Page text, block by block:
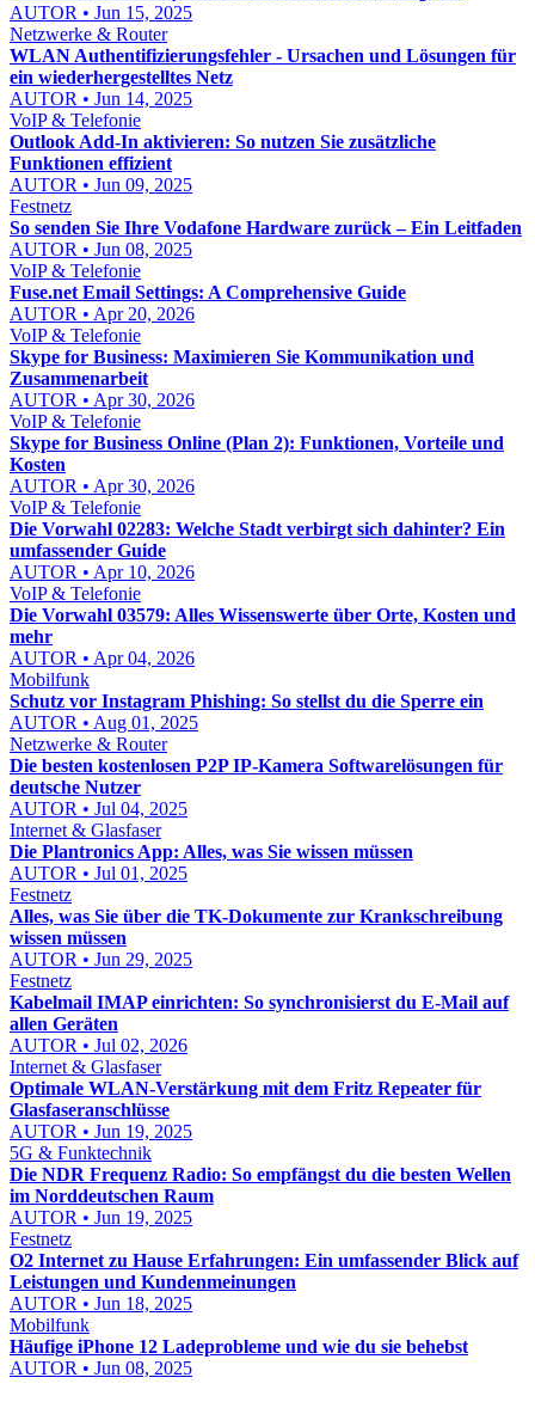
AUTOR • Jun 15, 2025
Netzwerke & Router
WLAN Authentifizierungsfehler - Ursachen und Lösungen für
ein wiederhergestelltes Netz
AUTOR • Jun 14, 2025
VoIP & Telefonie
Outlook Add-In aktivieren: So nutzen Sie zusätzliche
Funktionen effizient
AUTOR • Jun 09, 2025
Festnetz
So senden Sie Ihre Vodafone Hardware zurück – Ein Leitfaden
AUTOR • Jun 08, 2025
VoIP & Telefonie
Fuse.net Email Settings: A Comprehensive Guide
AUTOR • Apr 20, 2026
VoIP & Telefonie
Skype for Business: Maximieren Sie Kommunikation und
Zusammenarbeit
AUTOR • Apr 30, 2026
VoIP & Telefonie
Skype for Business Online (Plan 2): Funktionen, Vorteile und
Kosten
AUTOR • Apr 30, 2026
VoIP & Telefonie
Die Vorwahl 02283: Welche Stadt verbirgt sich dahinter? Ein
umfassender Guide
AUTOR • Apr 10, 2026
VoIP & Telefonie
Die Vorwahl 03579: Alles Wissenswerte über Orte, Kosten und
mehr
AUTOR • Apr 04, 2026
Mobilfunk
Schutz vor Instagram Phishing: So stellst du die Sperre ein
AUTOR • Aug 01, 2025
Netzwerke & Router
Die besten kostenlosen P2P IP-Kamera Softwarelösungen für
deutsche Nutzer
AUTOR • Jul 04, 2025
Internet & Glasfaser
Die Plantronics App: Alles, was Sie wissen müssen
AUTOR • Jul 01, 2025
Festnetz
Alles, was Sie über die TK-Dokumente zur Krankschreibung
wissen müssen
AUTOR • Jun 29, 2025
Festnetz
Kabelmail IMAP einrichten: So synchronisierst du E-Mail auf
allen Geräten
AUTOR • Jul 02, 2026
Internet & Glasfaser
Optimale WLAN-Verstärkung mit dem Fritz Repeater für
Glasfaseranschlüsse
AUTOR • Jun 19, 2025
5G & Funktechnik
Die NDR Frequenz Radio: So empfängst du die besten Wellen
im Norddeutschen Raum
AUTOR • Jun 19, 2025
Festnetz
O2 Internet zu Hause Erfahrungen: Ein umfassender Blick auf
Leistungen und Kundenmeinungen
AUTOR • Jun 18, 2025
Mobilfunk
Häufige iPhone 12 Ladeprobleme und wie du sie behebst
AUTOR • Jun 08, 2025